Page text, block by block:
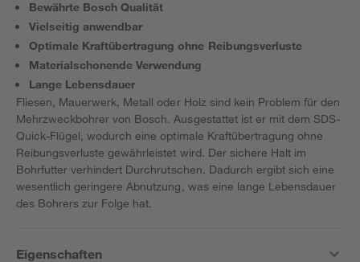
Bewährte Bosch Qualität
Vielseitig anwendbar
Optimale Kraftübertragung ohne Reibungsverluste
Materialschonende Verwendung
Lange Lebensdauer
Fliesen, Mauerwerk, Metall oder Holz sind kein Problem für den
Mehrzweckbohrer von Bosch. Ausgestattet ist er mit dem SDS-
Quick-Flügel, wodurch eine optimale Kraftübertragung ohne
Reibungsverluste gewährleistet wird. Der sichere Halt im
Bohrfutter verhindert Durchrutschen. Dadurch ergibt sich eine
wesentlich geringere Abnutzung, was eine lange Lebensdauer
des Bohrers zur Folge hat.
Eigenschaften